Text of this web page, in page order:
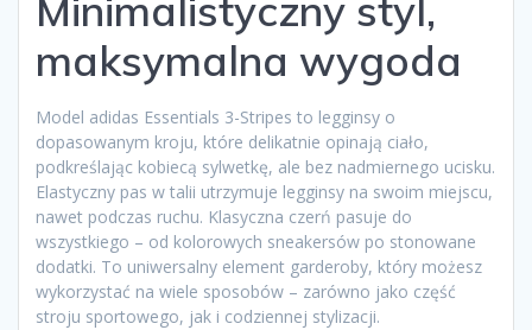
Minimalistyczny styl,
maksymalna wygoda
Model adidas Essentials 3-Stripes to legginsy o
dopasowanym kroju, które delikatnie opinają ciało,
podkreślając kobiecą sylwetkę, ale bez nadmiernego ucisku.
Elastyczny pas w talii utrzymuje legginsy na swoim miejscu,
nawet podczas ruchu. Klasyczna czerń pasuje do
wszystkiego – od kolorowych sneakersów po stonowane
dodatki. To uniwersalny element garderoby, który możesz
wykorzystać na wiele sposobów – zarówno jako część
stroju sportowego, jak i codziennej stylizacji.